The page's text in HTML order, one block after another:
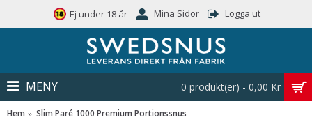
Ej under 18 år Mina Sidor Logga ut
0 produkt(er) - 0,00 Kr
MENY
Hem Slim Paré 1000 Premium Portionssnus